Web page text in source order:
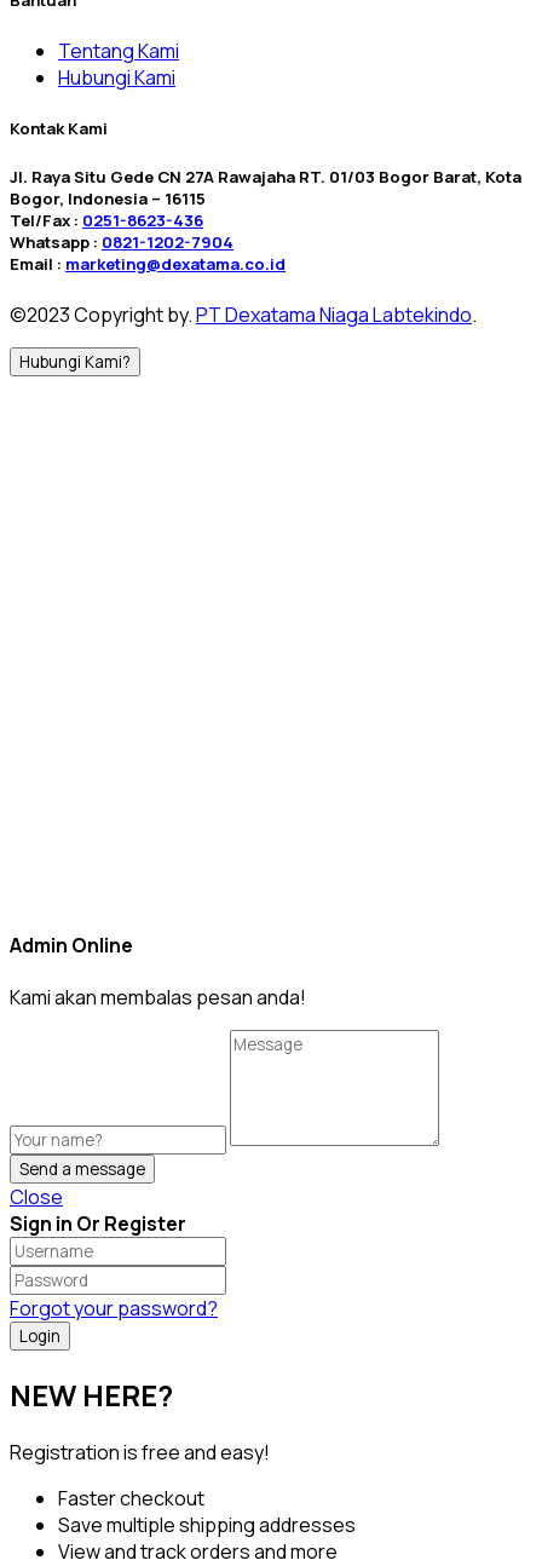
Tentang Kami
Hubungi Kami
Kontak Kami
Jl. Raya Situ Gede CN 27A Rawajaha RT. 01/03 Bogor Barat, Kota
Bogor, Indonesia – 16115
Tel/Fax : 0251-8623-436
Whatsapp : 0821-1202-7904
Email : marketing@dexatama.co.id
©2023 Copyright by.PT Dexatama Niaga Labtekindo.
Hubungi Kami?
Admin Online
Kami akan membalas pesan anda!
Send a message
Close
Sign in Or Register
Forgot your password?
NEW HERE?
Registration is free and easy!
Faster checkout
Save multiple shipping addresses
View and track orders and more